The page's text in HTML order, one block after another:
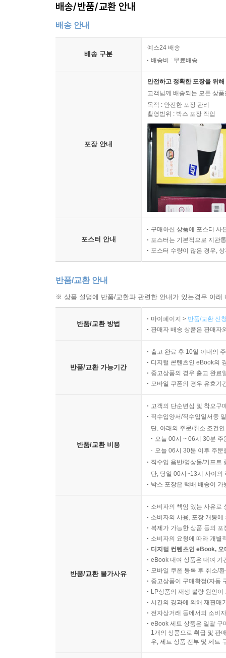
배송/반품/교환 안내
배송 안내
배송 구분
예스24 배송
배송비 : 무료배송
포장 안내
안전하고 정확한 포장을 위
고객님께 배송되는 모든 상
목적 : 안전한 포장 관리
촬영범위 : 박스 포장 작업
포스터 안내
구매하신 상품에 포스터 사
포스터는 기본적으로 지관
포스터 수량이 많은 경우,
반품/교환 안내
※ 상품 설명에 반품/교환과 관련한 안내가 있는경우 아
반품/교환 방법
마이페이지 > 반품/교환 신
판매자 배송 상품은 판매자
반품/교환 가능기간
출고 완료 후 10일 이내의
디지털 콘텐츠인 eBook의
중고상품의 경우 출고 완료
모바일 쿠폰의 경우 유효기
반품/교환 비용
고객의 단순변심 및 착오구
직수입양서/직수입일서중
단, 아래의 주문/취소 조건
오늘 00시 ~ 06시 30분
오늘 06시 30분 이후 주
직수입 음반/영상물/기프트
단, 당일 00시~13시 사이의
박스 포장은 택배 배송이
반품/교환 불가사유
소비자의 책임 있는 사유로
소비자의 사용, 포장 개봉
복제가 가능한 상품 등의
소비자의 요청에 따라 개별
디지털 컨텐츠인 eBook,
eBook 대여 상품은 대여 기
모바일 쿠폰 등록 후 취소/
중고상품이 구매확정(자동
LP상품의 재생 불량 원인
시간의 경과에 의해 재판매
전자상거래 등에서의 소비
eBook 세트 상품은 일괄 구
1개의 상품으로 취급 및 판
우, 세트 상품 전부 및 세트